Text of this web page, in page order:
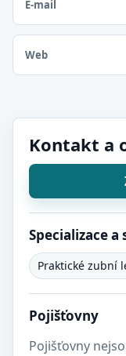
E-mail
Web
Kontakt a
Specializace a
Praktické zubní
Pojišťovny
Pojišťovny